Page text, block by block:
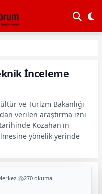
İnceleme
ve Turizm Bakanlığı
verilen araştırma izni
Kozahan'ın
yönelik yerinde
270 okuma